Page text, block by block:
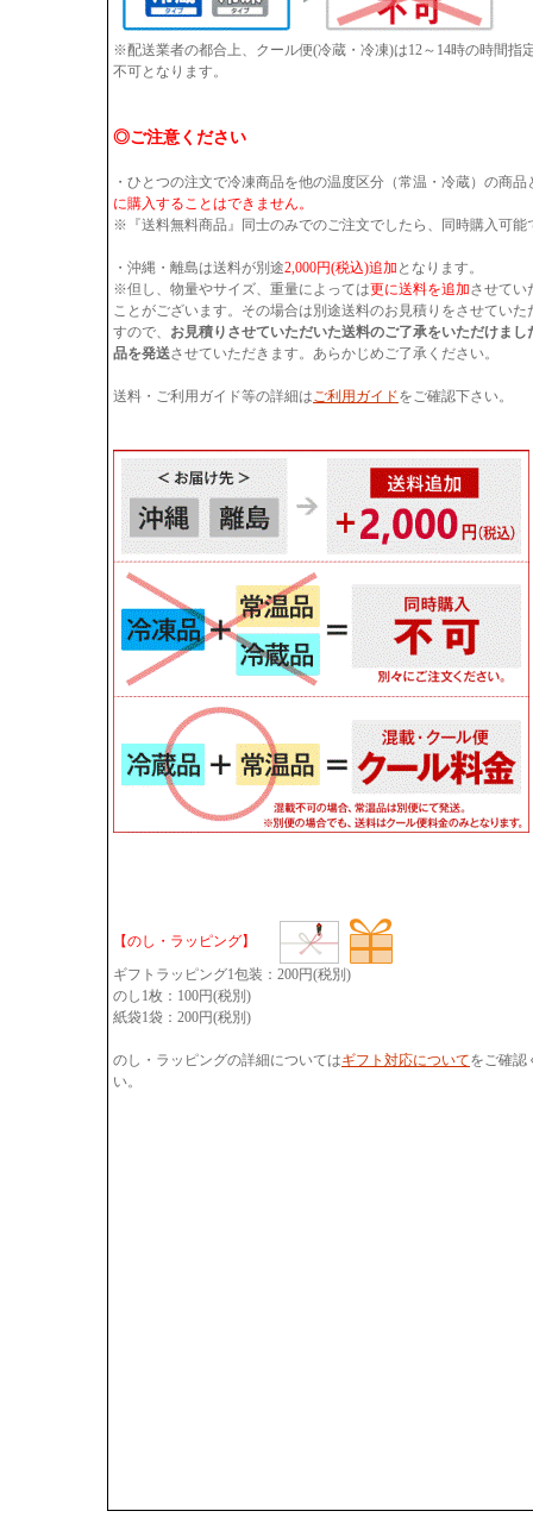
※配送業者の都合上、クール便(冷蔵・冷凍)は12～14時の時間
不可となります。
◎ご注意ください
・ひとつの注文で冷凍商品を他の温度区分（常温・冷蔵）の商品
に購入することはできません。
※『送料無料商品』同士のみでのご注文でしたら、同時購入可能
・沖縄・離島は送料が別途2,000円(税込)追加 となります。
※但し、物量やサイズ、重量によっては更に送料を追加させてい
ことがございます。その場合は別途送料のお見積りをさせていた
すので、 お見積りさせていただいた送料のご了承をいただけまし
品を発送させていただきます。あらかじめご了承ください。
送料・ご利用ガイド等の詳細はご利用ガイドをご確認下さい。
【のし・ラッピング】
ギフトラッピング1包装：200円(税別)
のし1枚：100円(税別)
紙袋1袋：200円(税別)
のし・ラッピングの詳細についてはギフト対応についてをご確認
い。